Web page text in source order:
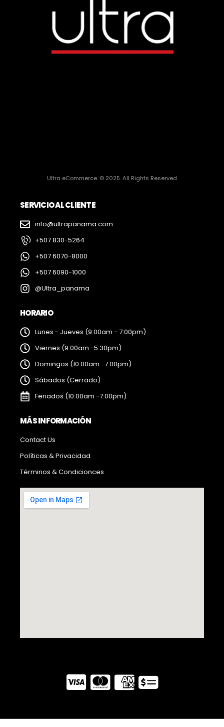
Ultra eCommerce. © 2025. All Rights Reserved
SERVICIO AL CLIENTE
info@ultrapanama.com
+507 830-5264
+507 6070-8000
+507 6090-1000
@Ultra_panama
HORARIO
Lunes - Jueves (9:00am - 7:00pm)
Viernes (9:00am -5:30pm)
Domingos (10:00am -7:00pm)
Sábados (Cerrado)
Feriados (10:00am -7:00pm)
MÁS INFORMACIÓN
Contact Us
Políticas & Privacidad
Términos & Condicionces